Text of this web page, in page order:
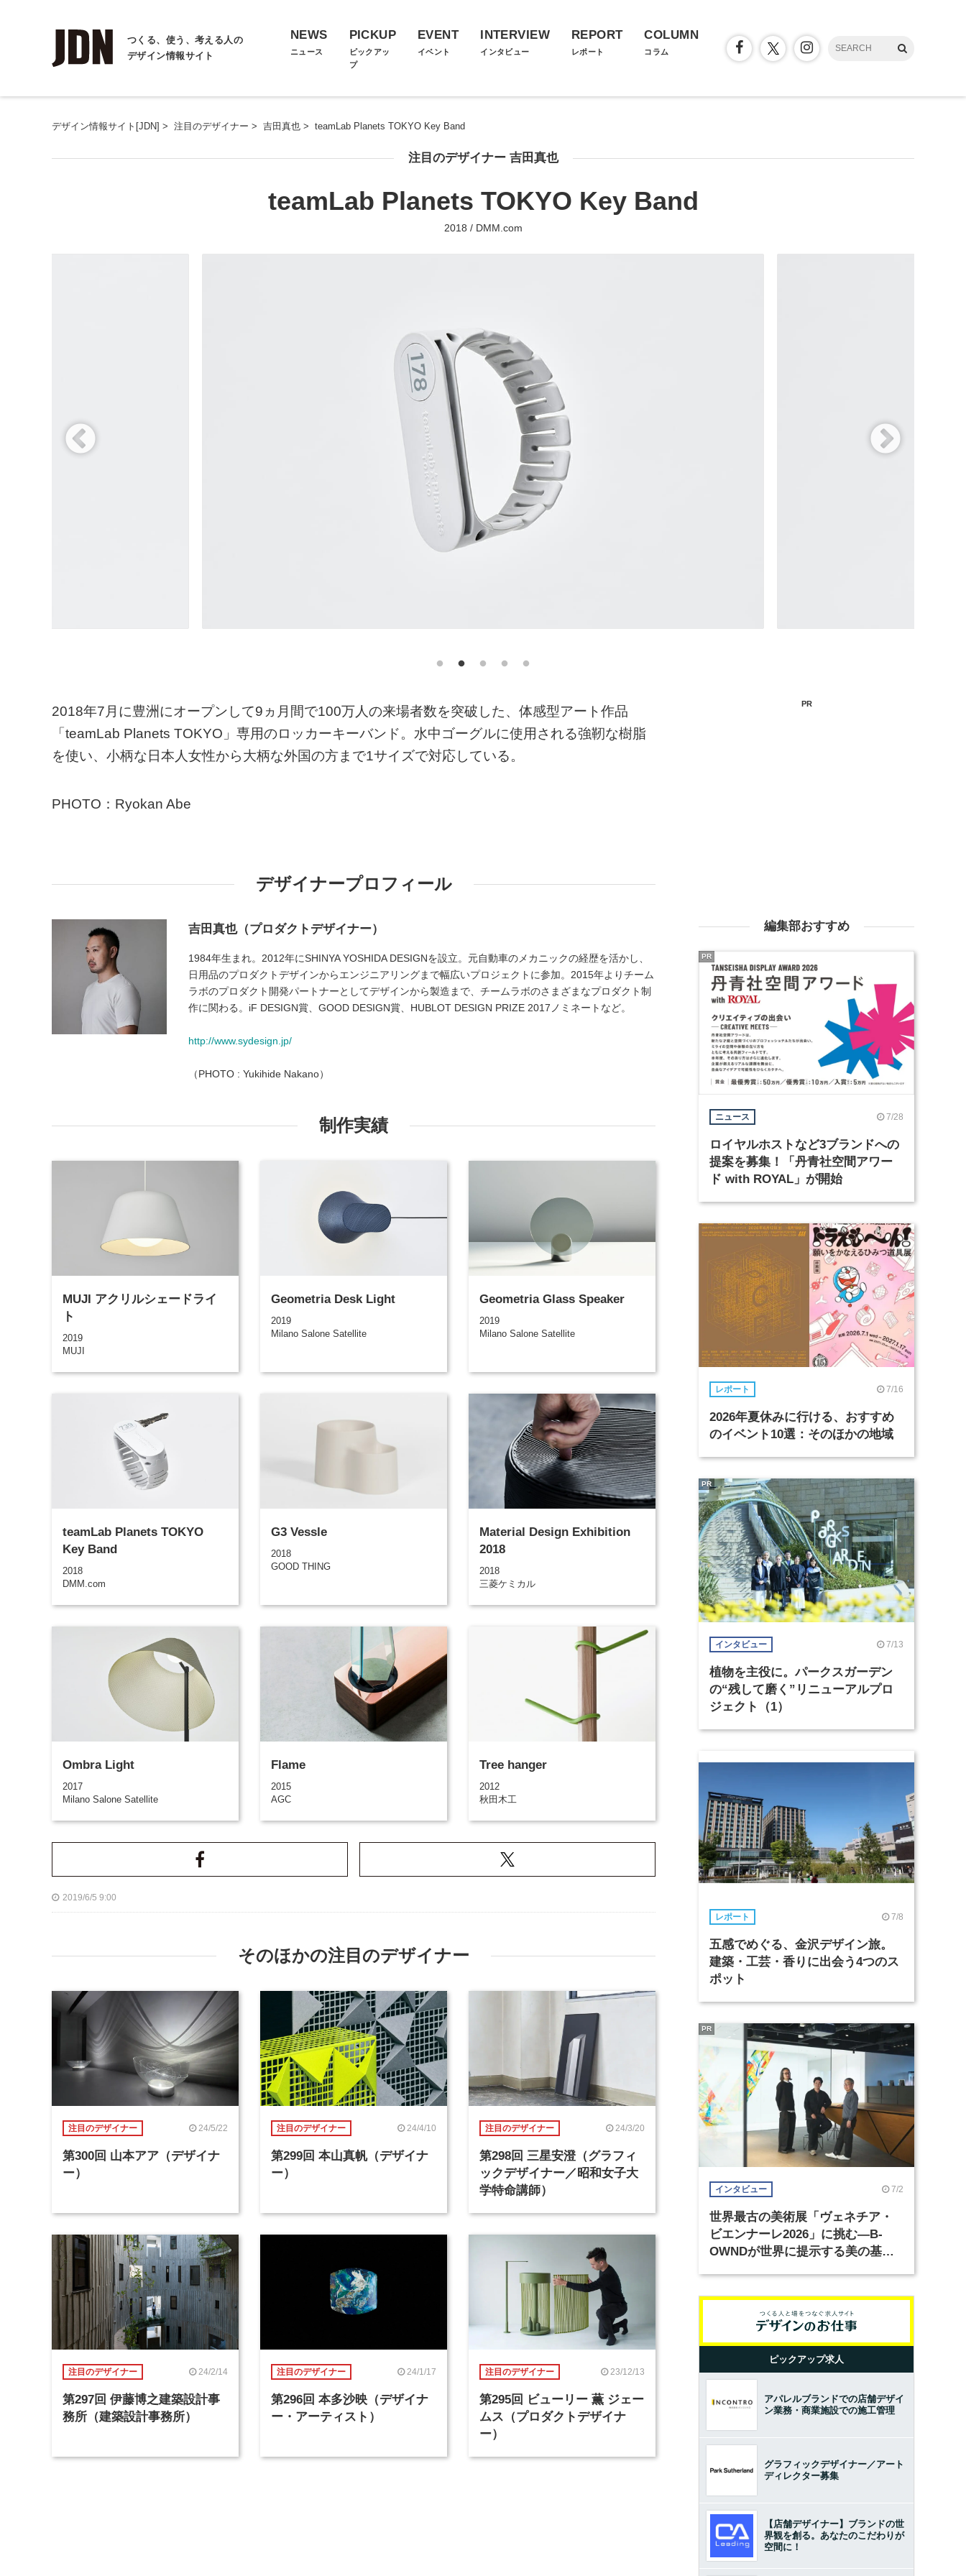
つくる、使う、考える人の
デザイン情報サイト
NEWS
ニュース
PICKUP
ピックアッ
プ
EVENT
イベント
INTERVIEW
インタビュー
REPORT
レポート
COLUMN
コラム
デザイン情報サイト[JDN] > 注目のデザイナー > 吉田真也 > teamLab Planets TOKYO Key Band
注目のデザイナー 吉田真也
teamLab Planets TOKYO Key Band
2018 / DMM.com
2018年7月に豊洲にオープンして9ヵ月間で100万人の来場者数を突破した、体感型アート作品
「teamLab Planets TOKYO」専用のロッカーキーバンド。水中ゴーグルに使用される強靭な樹脂
を使い、小柄な日本人女性から大柄な外国の方まで1サイズで対応している。
PHOTO：Ryokan Abe
デザイナープロフィール
吉田真也（プロダクトデザイナー）
1984年生まれ。2012年にSHINYA YOSHIDA DESIGNを設立。元自動車のメカニックの経歴を活かし、
日用品のプロダクトデザインからエンジニアリングまで幅広いプロジェクトに参加。2015年よりチーム
ラボのプロダクト開発パートナーとしてデザインから製造まで、チームラボのさまざまなプロダクト制
作に関わる。iF DESIGN賞、GOOD DESIGN賞、HUBLOT DESIGN PRIZE 2017ノミネートなど。
http://www.sydesign.jp/
（PHOTO : Yukihide Nakano）
制作実績
MUJI アクリルシェードライ
ト
2019
MUJI
Geometria Desk Light
2019
Milano Salone Satellite
Geometria Glass Speaker
2019
Milano Salone Satellite
teamLab Planets TOKYO
Key Band
2018
DMM.com
G3 Vessle
2018
GOOD THING
Material Design Exhibition
2018
2018
三菱ケミカル
Ombra Light
2017
Milano Salone Satellite
Flame
2015
AGC
Tree hanger
2012
秋田木工
2019/6/5 9:00
そのほかの注目のデザイナー
注目のデザイナー 24/5/22
第300回 山本アア（デザイナ
ー）
注目のデザイナー 24/4/10
第299回 本山真帆（デザイナ
ー）
注目のデザイナー 24/3/20
第298回 三星安澄（グラフィ
ックデザイナー／昭和女子大
学特命講師）
注目のデザイナー 24/2/14
第297回 伊藤博之建築設計事
務所（建築設計事務所）
注目のデザイナー 24/1/17
第296回 本多沙映（デザイナ
ー・アーティスト）
注目のデザイナー 23/12/13
第295回 ビューリー 薫 ジェー
ムス（プロダクトデザイナ
ー）
PR
編集部おすすめ
ニュース 7/28
ロイヤルホストなど3ブランドへの
提案を募集！「丹青社空間アワー
ド with ROYAL」が開始
PR
レポート 7/16
2026年夏休みに行ける、おすすめ
のイベント10選：そのほかの地域
インタビュー 7/13
植物を主役に。パークスガーデン
の“残して磨く”リニューアルプロ
ジェクト（1）
PR
レポート 7/8
五感でめぐる、金沢デザイン旅。
建築・工芸・香りに出会う4つのス
ポット
インタビュー 7/2
世界最古の美術展「ヴェネチア・
ビエンナーレ2026」に挑む―B-
OWNDが世界に提示する美の基準
PR
ピックアップ求人
アパレルブランドでの店舗デザイ
ン業務・商業施設での施工管理
グラフィックデザイナー／アート
ディレクター募集
【店舗デザイナー】ブランドの世
界観を創る。あなたのこだわりが
空間に！